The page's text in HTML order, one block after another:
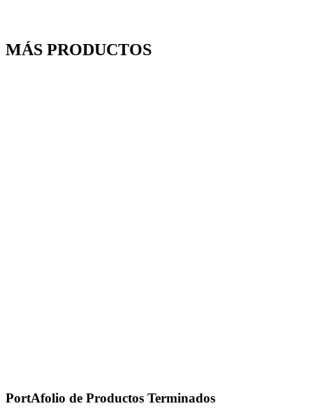
MÁS PRODUCTOS
PortAfolio de Productos Terminados